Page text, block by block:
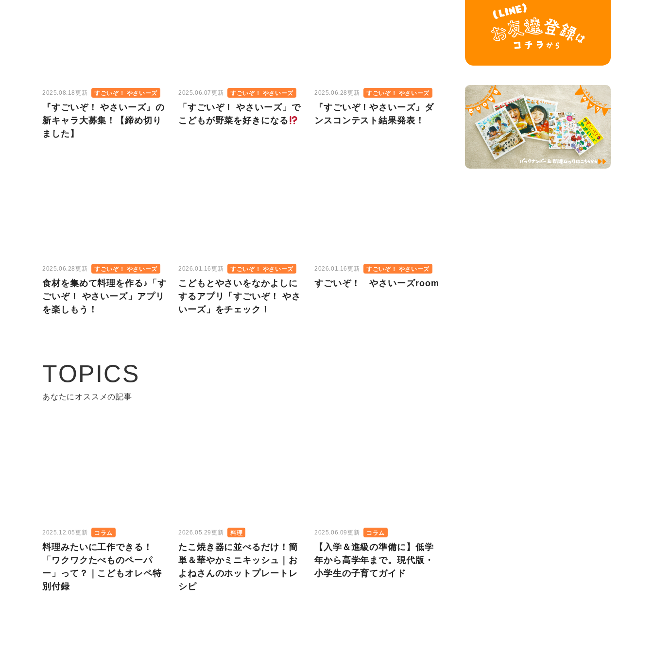
2025.08.18更新 すごいぞ！ やさいーズ
『すごいぞ！ やさいーズ』の
新キャラ大募集！【締め切り
ました】
2025.06.07更新 すごいぞ！ やさいーズ
「すごいぞ！ やさいーズ」で
こどもが野菜を好きになる
2025.06.28更新 すごいぞ！ やさいーズ
『すごいぞ！やさいーズ』ダ
ンスコンテスト結果発表！
2025.06.28更新 すごいぞ！ やさいーズ
食材を集めて料理を作る♪「す
ごいぞ！ やさいーズ」アプリ
を楽しもう！
2026.01.16更新 すごいぞ！ やさいーズ
こどもとやさいをなかよしに
するアプリ「すごいぞ！ やさ
いーズ」をチェック！
2026.01.16更新 すごいぞ！ やさいーズ
すごいぞ！ やさいーズroom
TOPICS
あなたにオススメの記事
2025.12.05更新 コラム
料理みたいに工作できる！
「ワクワクたべものペーパ
ー」って？｜こどもオレペ特
別付録
2026.05.29更新 料理
たこ焼き器に並べるだけ！簡
単＆華やかミニキッシュ｜お
よねさんのホットプレートレ
シピ
2025.06.09更新 コラム
【入学＆進級の準備に】低学
年から高学年まで。現代版・
小学生の子育てガイド